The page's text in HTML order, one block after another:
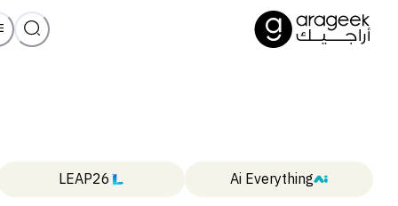
Ai Everything
LEAP26